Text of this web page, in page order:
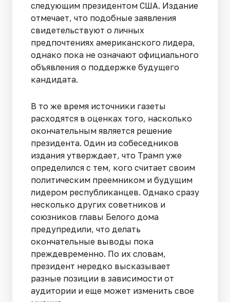
следующим президентом США. Издание
отмечает, что подобные заявления
свидетельствуют о личных
предпочтениях американского лидера,
однако пока не означают официального
объявления о поддержке будущего
кандидата.
В то же время источники газеты
расходятся в оценках того, насколько
окончательным является решение
президента. Один из собеседников
издания утверждает, что Трамп уже
определился с тем, кого считает своим
политическим преемником и будущим
лидером республиканцев. Однако сразу
несколько других советников и
союзников главы Белого дома
предупредили, что делать
окончательные выводы пока
преждевременно. По их словам,
президент нередко высказывает
разные позиции в зависимости от
аудитории и еще может изменить свое